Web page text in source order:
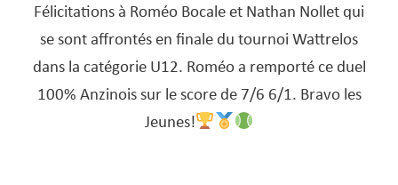
Félicitations à Roméo Bocale et Nathan Nollet qui
se sont affrontés en finale du tournoi Wattrelos
dans la catégorie U12. Roméo a remporté ce duel
100% Anzinois sur le score de 7/6 6/1. Bravo les
Jeunes!